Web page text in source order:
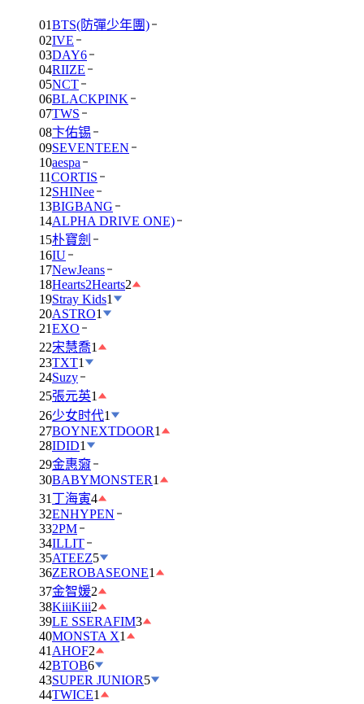
01BTS(防彈少年團)
02IVE
03DAY6
04RIIZE
05NCT
06BLACKPINK
07TWS
08卞佑锡
09SEVENTEEN
10aespa
11CORTIS
12SHINee
13BIGBANG
14ALPHA DRIVE ONE)
15朴寶劍
16IU
17NewJeans
18Hearts2Hearts2
19Stray Kids1
20ASTRO1
21EXO
22宋慧喬1
23TXT1
24Suzy
25張元英1
26少女时代1
27BOYNEXTDOOR1
28IDID1
29金惠奫
30BABYMONSTER1
31 丁海寅4
32ENHYPEN
332PM
34ILLIT
35ATEEZ5
36ZEROBASEONE1
37金智媛2
38KiiiKiii2
39LE SSERAFIM3
40MONSTA X1
41 AHOF2
42BTOB6
43SUPER JUNIOR5
44TWICE1